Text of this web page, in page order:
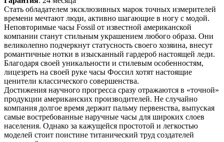
Стать обладателем эксклюзивных марок точных измерителей
времени мечтают люди, активно шагающие в ногу с модой.
Неповторимые часы Fossil от известной американской
компании станут стильным украшением любого образа. Они
великолепно подчеркнут статусность своего хозяина, внесут
романтичные нотки в изысканный гардероб настоящей леди.
Благодаря своей уникальности и стилевым особенностям,
лицезреть на своей руке часы Фоссил хотят настоящие
ценители классического совершенства.
Достижения научного прогресса сразу отражаются в «точной»
продукции американских производителей. Не случайно
компания долгое время держит пальму первенства, выпуская
самые востребованные наручные часы для широких слоев
населения. Однако за кажущейся простотой и легкостью
моделей стоит поистине титанический труд создателей